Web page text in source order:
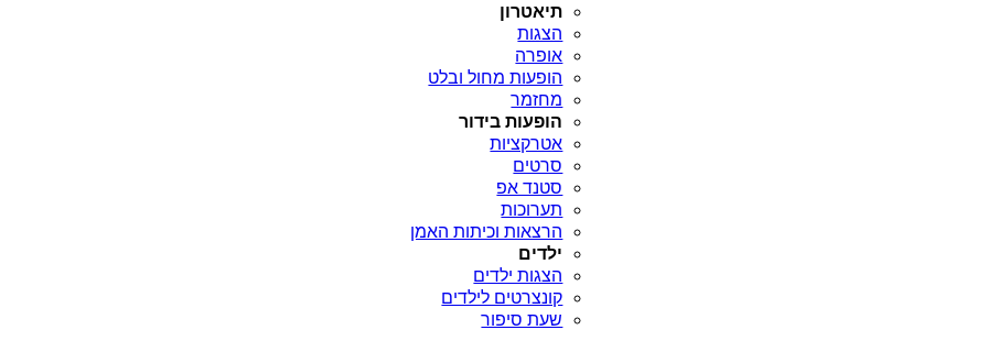
תיאטרון
הצגות
אופרה
הופעות מחול ובלט
מחזמר
הופעות בידור
אטרקציות
סרטים
סטנד אפ
תערוכות
הרצאות וכיתות האמן
ילדים
הצגות ילדים
קונצרטים לילדים
שעת סיפור